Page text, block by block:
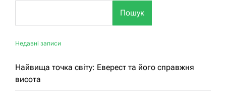
Пошук
Недавні записи
Найвища точка світу: Еверест та його справжня
висота